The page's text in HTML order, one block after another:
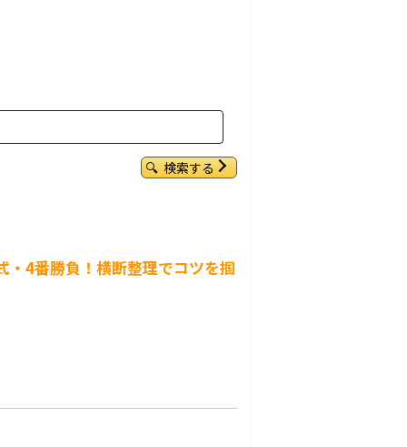
検索する
・4番勝負！横断整理でコツを掴